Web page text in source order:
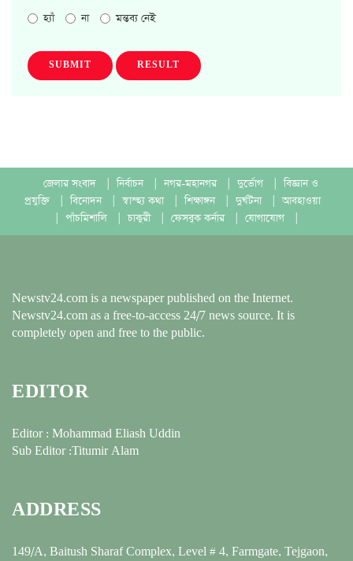
হ্যাঁ না মন্তব্য নেই
SUBMIT RESULT
জেলার সংবাদ নির্বাচন নগর-মহানগর দুর্ভোগ
বিজ্ঞান ও
প্রযুক্তি
বিনোদন স্বাস্হ্য কথা শিক্ষাঙ্গন দুর্ঘটনা
আবহাওয়া
পাঁচমিশালি চাকুরী ফেসবুক কর্নার যোগাযোগ
Newstv24.com is a newspaper published on the Internet.
Newstv24.com as a free-to-access 24/7 news source. It is
completely open and free to the public.
EDITOR
Editor : Mohammad Eliash Uddin
Sub Editor :Titumir Alam
ADDRESS
149/A, Baitush Sharaf Complex, Level # 4, Farmgate, Tejgaon,